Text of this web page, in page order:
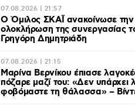
07.08.2026 | 21:57
Ο Όμιλος ΣΚΑΪ ανακοίνωσε την
ολοκλήρωση της συνεργασίας
Γρηγόρη Δημητριάδη
07.08.2026 | 21:15
Μαρίνα Βερνίκου έπιασε
πόζαρε μαζί του: «Δεν υπάρχει
φοβόμαστε τη θάλασσα» –